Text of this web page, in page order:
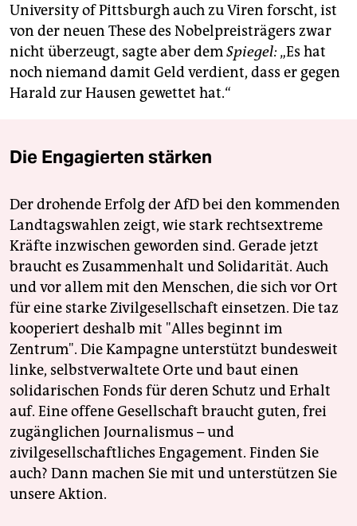
University of Pittsburgh auch zu Viren forscht, ist
von der neuen These des Nobelpreisträgers zwar
nicht überzeugt, sagte aber demSpiegel: „Es hat
noch niemand damit Geld verdient, dass er gegen
Harald zur Hausen gewettet hat.“
Die Engagierten stärken
Der drohende Erfolg der AfD bei den kommenden
Landtagswahlen zeigt, wie stark rechtsextreme
Kräfte inzwischen geworden sind. Gerade jetzt
braucht es Zusammenhalt und Solidarität. Auch
und vor allem mit den Menschen, die sich vor Ort
für eine starke Zivilgesellschaft einsetzen. Die taz
kooperiert deshalb mit "Alles beginnt im
Zentrum". Die Kampagne unterstützt bundesweit
linke, selbstverwaltete Orte und baut einen
solidarischen Fonds für deren Schutz und Erhalt
auf. Eine offene Gesellschaft braucht guten, frei
zugänglichen Journalismus – und
zivilgesellschaftliches Engagement. Finden Sie
auch? Dann machen Sie mit und unterstützen Sie
unsere Aktion.